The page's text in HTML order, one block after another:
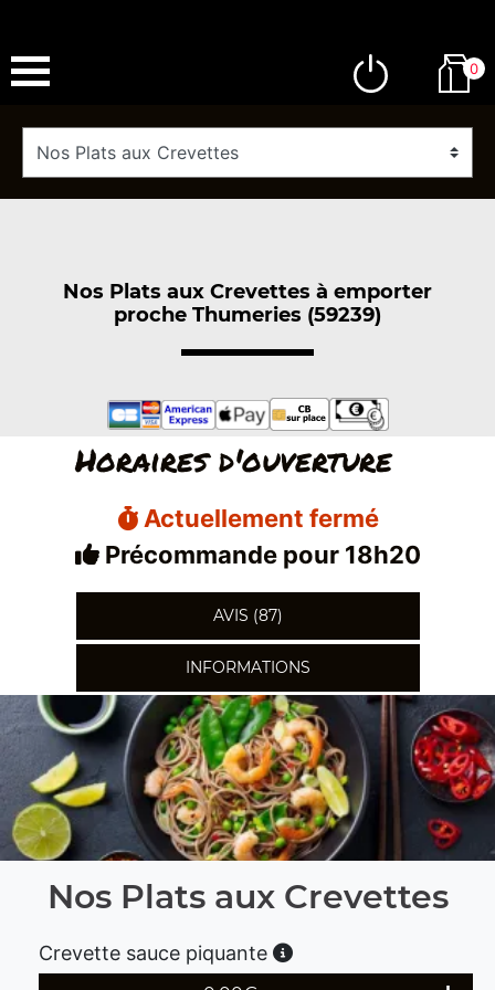
0
Nos Plats aux Crevettes à emporter
proche Thumeries (59239)
Horaires d'ouverture
Actuellement fermé
Précommande pour 18h20
AVIS (87)
INFORMATIONS
Nos Plats aux Crevettes
Crevette sauce piquante